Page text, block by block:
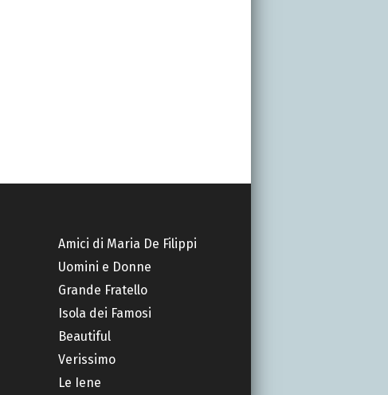
Amici di Maria De Filippi
Uomini e Donne
Grande Fratello
Isola dei Famosi
Beautiful
Verissimo
Le Iene